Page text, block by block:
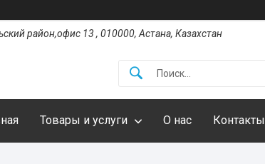
район,офис 13 , 010000, Астана, Казахстан
Товары и услуги О нас Контакты